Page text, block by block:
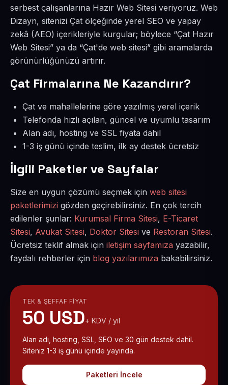
serbest çalışanlarına Hazır Web Sitesi veriyoruz. Web
Dizayn, sitenizi Çat ölçeğinde yerel SEO ve yapay
zekâ (AEO) içerikleriyle kurgular; böylece “Çat Hazır
Web Sitesi” ya da “Çat'de web sitesi” gibi aramalarda
görünürlüğünüzü artırır.
Çat Firmalarına Ne Kazandırır?
Çat ve mahallelerine göre yazılmış yerel içerik
Telefonda hızlı açılan, güncel ve uyumlu tasarım
Alan adı, hosting ve SSL fiyata dahil
1-3 iş günü içinde teslim, ilk ay destek ücretsiz
İlgili Paketler ve Sayfalar
Size en uygun çözümü seçmek için web sitesi
paketlerimizi gözden geçirebilirsiniz. En çok tercih
edilenler şunlar: Kurumsal Firma Sitesi, E-Ticaret
Sitesi, Avukat Sitesi, Doktor Sitesi ve Restoran Sitesi.
Ücretsiz teklif almak için iletişim sayfamıza yazabilir,
faydalı rehberler için blog yazılarımıza bakabilirsiniz.
TEK & ŞEFFAF FIYAT
50 USD+ KDV / yıl
Alan adı, hosting, SSL, SEO ve 30 gün destek dahil.
Siteniz 1-3 iş günü içinde yayında.
Paketleri İncele